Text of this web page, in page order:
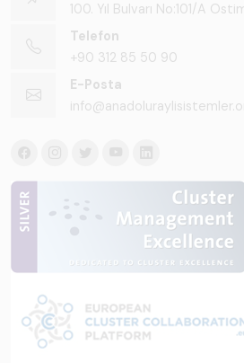
100. Yıl Bulvarı No:101/A
Telefon
+90 312 85 50 90
E-Posta